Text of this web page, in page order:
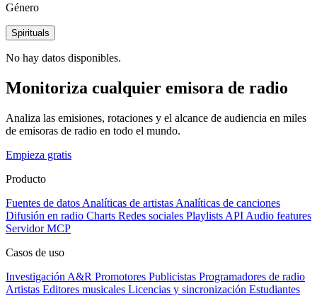
Género
Spirituals
No hay datos disponibles.
Monitoriza cualquier emisora de radio
Analiza las emisiones, rotaciones y el alcance de audiencia en miles
de emisoras de radio en todo el mundo.
Empieza gratis
Producto
Fuentes de datos Analíticas de artistas Analíticas de canciones
Difusión en radio Charts Redes sociales Playlists API Audio features
Servidor MCP
Casos de uso
Investigación A&R Promotores Publicistas Programadores de radio
Artistas Editores musicales Licencias y sincronización Estudiantes